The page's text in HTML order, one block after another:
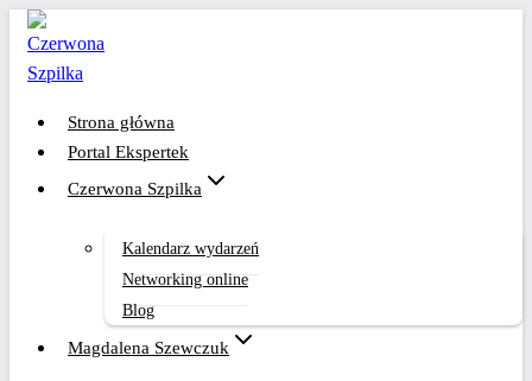
Przejdź
treści
Strona główna
Portal Ekspertek
Czerwona Szpilka
Kalendarz wydarzeń
Networking online
Blog
Magdalena Szewczuk